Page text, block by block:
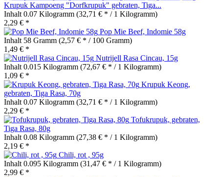
Krupuk Kampoeng "Dorfkrupuk" gebraten, Tiga...
Inhalt 0.07 Kilogramm (32,71 € * / 1 Kilogramm)
2,29 € *
Pop Mie Beef, Indomie 58g
Inhalt 58 Gramm (2,57 € * / 100 Gramm)
1,49 € *
Nutrijell Rasa Cincau, 15g
Inhalt 0.015 Kilogramm (72,67 € * / 1 Kilogramm)
1,09 € *
Krupuk Keong,
gebraten, Tiga Rasa, 70g
Inhalt 0.07 Kilogramm (32,71 € * / 1 Kilogramm)
2,29 € *
Tofukrupuk, gebraten,
Tiga Rasa, 80g
Inhalt 0.08 Kilogramm (27,38 € * / 1 Kilogramm)
2,19 € *
Chili, rot , 95g
Inhalt 0.095 Kilogramm (31,47 € * / 1 Kilogramm)
2,99 € *